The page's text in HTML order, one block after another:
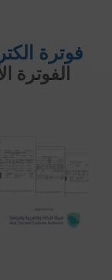
فوترة
الفوترة